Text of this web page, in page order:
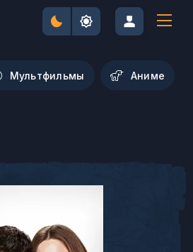
Мультфильмы Aниме